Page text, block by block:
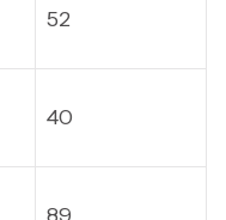
52
40